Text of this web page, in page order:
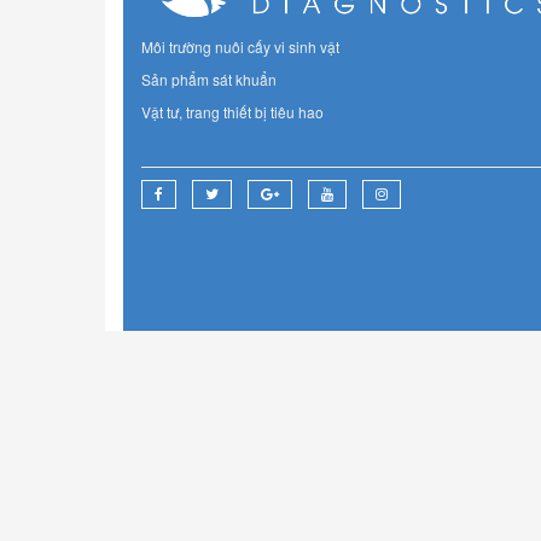
Môi trường nuôi cấy vi sinh vật
Sản phẩm sát khuẩn
Vật tư, trang thiết bị tiêu hao